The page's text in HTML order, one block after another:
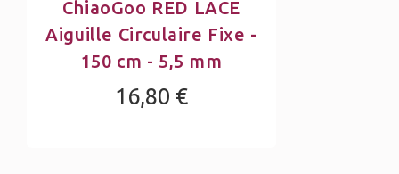
ChiaoGoo RED LACE
Aiguille Circulaire Fixe -
150 cm - 5,5 mm
16,80 €